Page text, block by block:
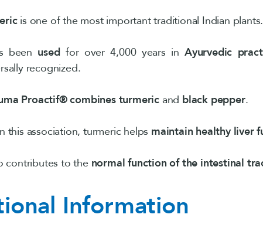
is one of the most important traditional Indian plants.
been usedfor over 4,000 years inAyurvedic
recognized.
Proactif® combines turmeric and black pepper.
this association, turmeric helps maintain healthy liver
contributes to the normal function of the intestinal
Information